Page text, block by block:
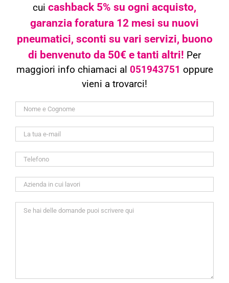
cui cashback 5% su ogni acquisto,
garanzia foratura 12 mesi su nuovi
pneumatici, sconti su vari servizi, buono
di benvenuto da 50€ e tanti altri! Per
maggiori info chiamaci al 051943751 oppure
vieni a trovarci!